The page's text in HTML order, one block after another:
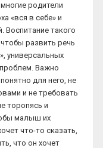
родители
«вся в себе» и
Воспитание такого
развить речь
универсальных
Важно
для него, не
и не требовать
торопясь и
малыш их
что-то сказать,
что он хочет